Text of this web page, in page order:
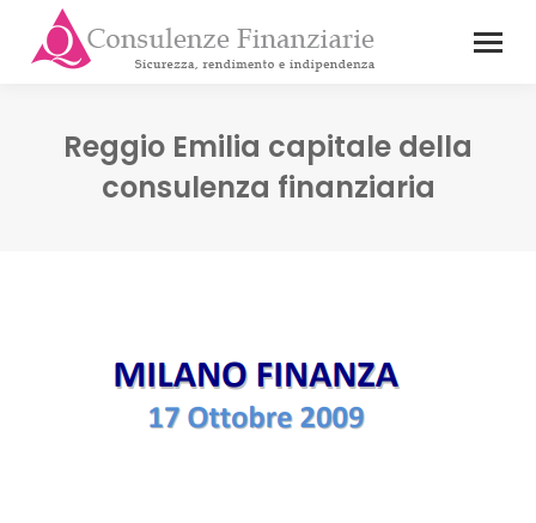
Reggio Emilia capitale della
consulenza finanziaria